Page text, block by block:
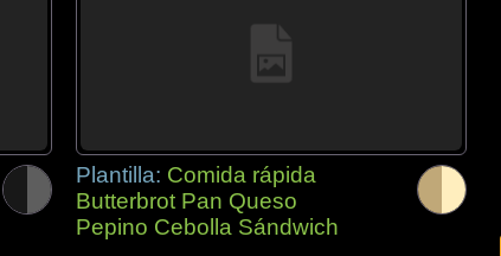
Plantilla: Comida rápida
Butterbrot Pan Queso
Pepino Cebolla Sándwich